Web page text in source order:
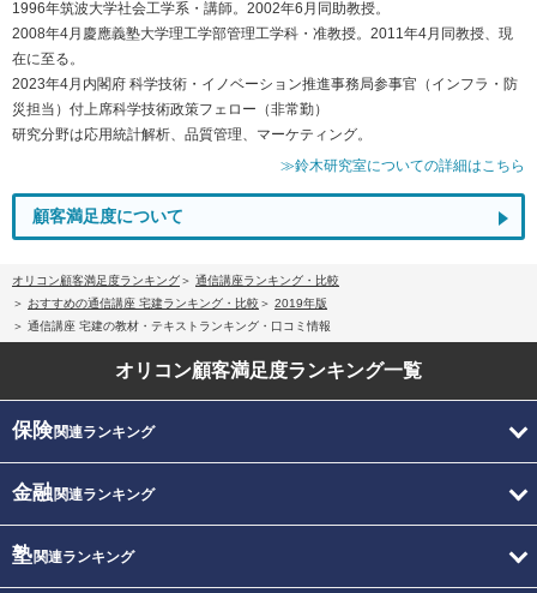
1996年筑波大学社会工学系・講師。2002年6月同助教授。
2008年4月慶應義塾大学理工学部管理工学科・准教授。2011年4月同教授、現
在に至る。
2023年4月内閣府 科学技術・イノベーション推進事務局参事官（インフラ・防
災担当）付上席科学技術政策フェロー（非常勤）
研究分野は応用統計解析、品質管理、マーケティング。
≫鈴木研究室についての詳細はこちら
顧客満足度について
オリコン顧客満足度ランキング
通信講座ランキング・比較
おすすめの通信講座 宅建ランキング・比較
2019年版
通信講座 宅建の教材・テキストランキング・口コミ情報
オリコン顧客満足度ランキング一覧
保険関連ランキング
金融関連ランキング
塾関連ランキング